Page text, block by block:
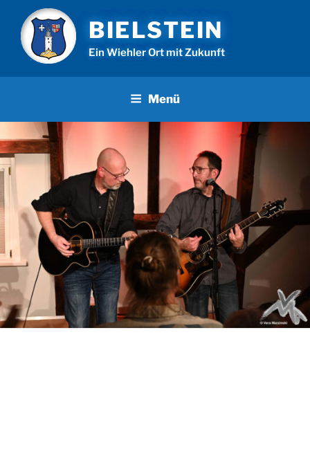
Inhalt
springen
BIELSTEIN
Ein Wiehler Ort mit Zukunft
Menü